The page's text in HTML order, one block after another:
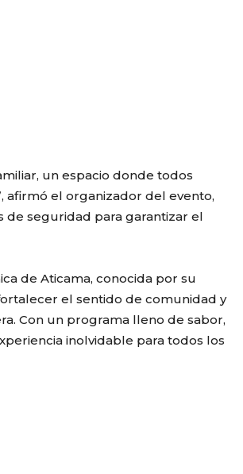
un espacio donde todos
afirmó el organizador del evento,
seguridad para garantizar el
de Aticama, conocida por su
el sentido de comunidad y
Con un programa lleno de sabor,
inolvidable para todos los